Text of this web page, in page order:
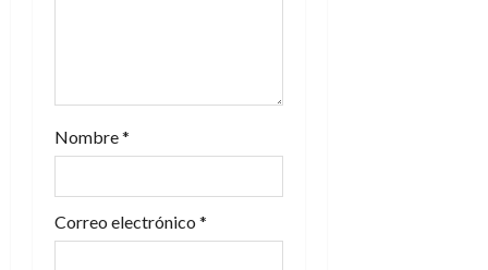
r
d
Nombre*
Correo electrónico *